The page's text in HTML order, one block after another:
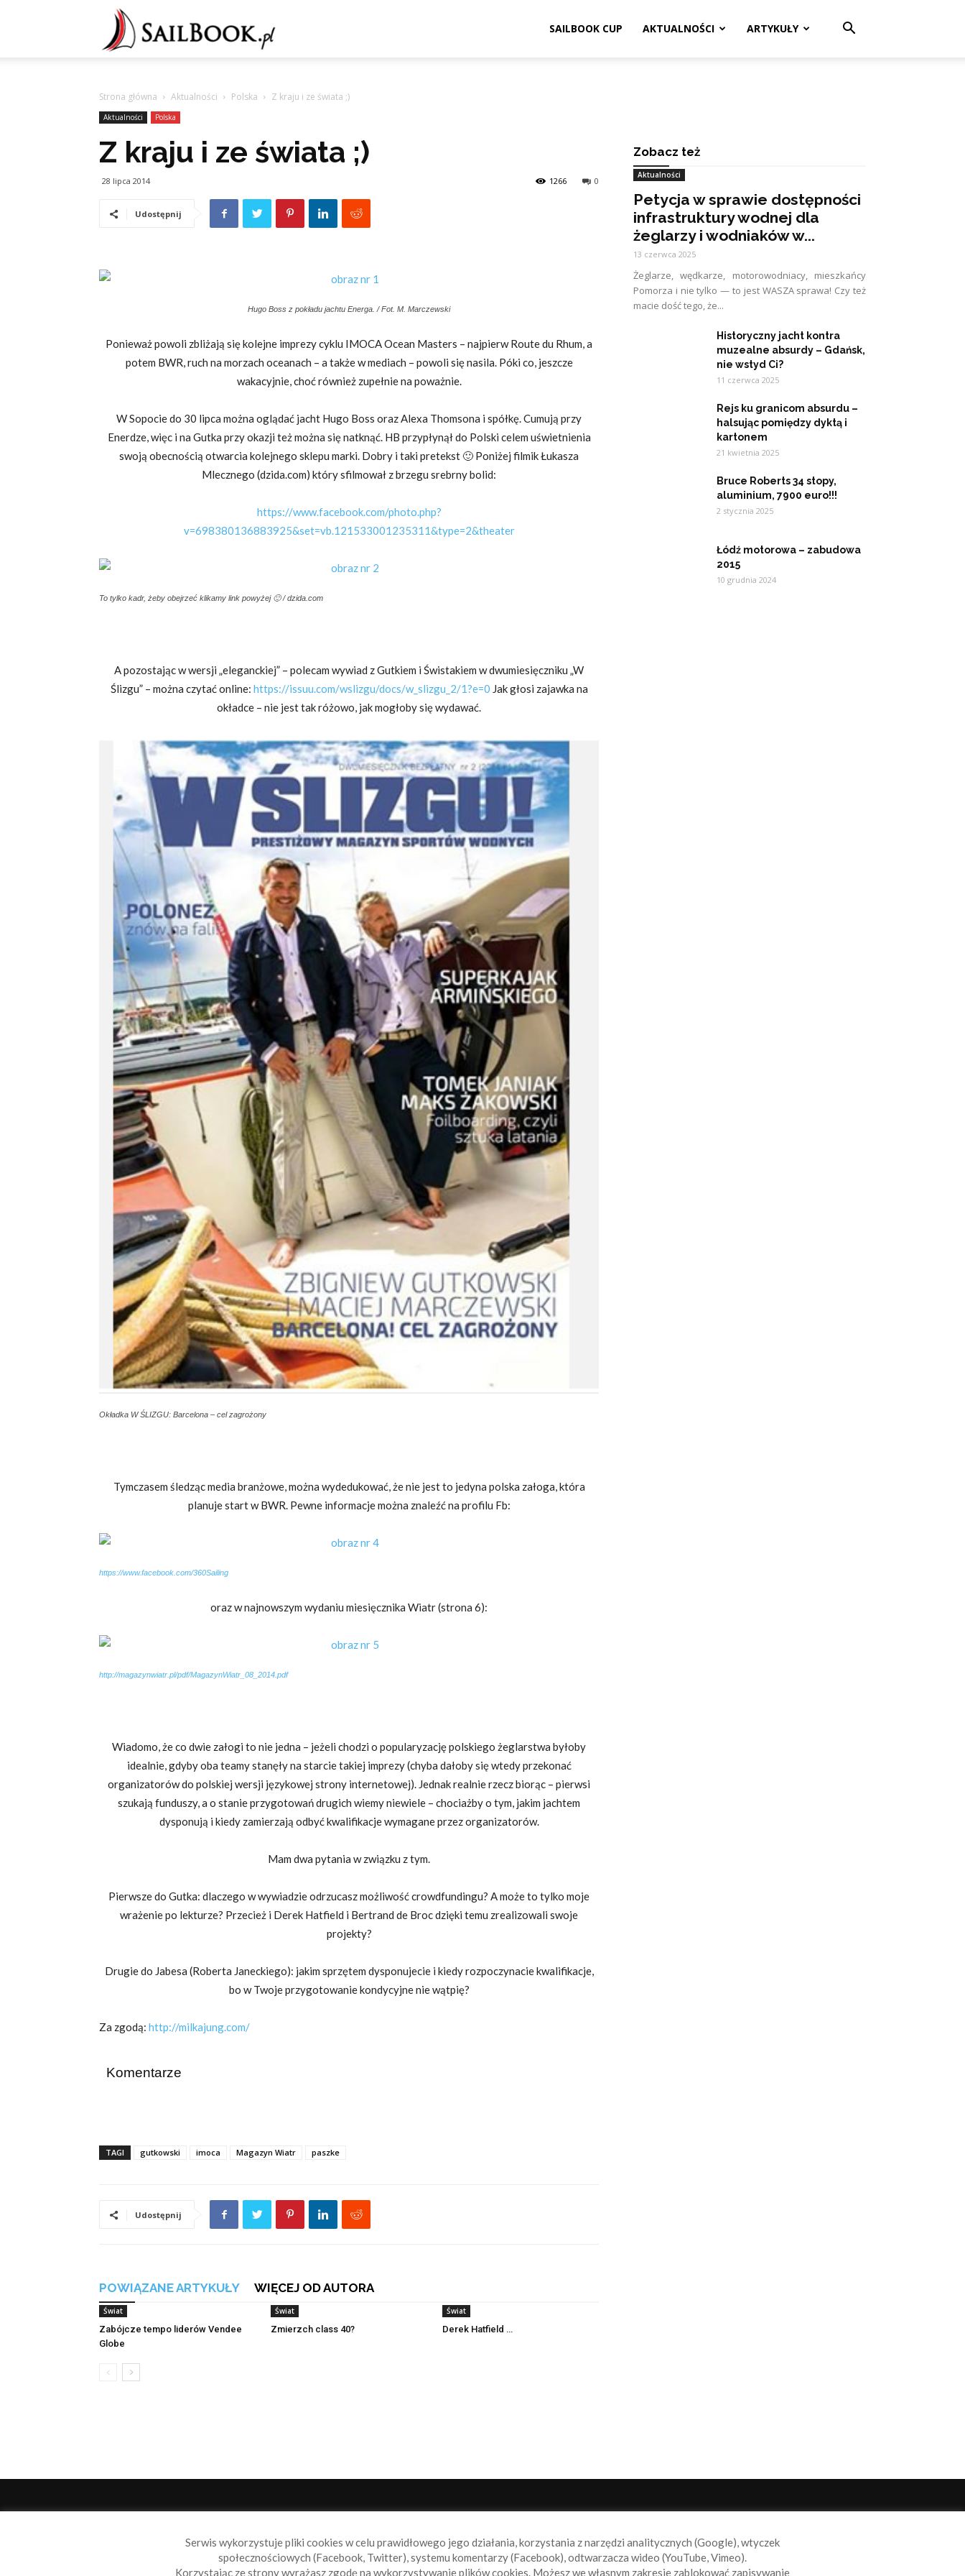
SAILBOOK CUP AKTUALNOŚCI ARTYKUŁY
Strona główna Aktualności Polska Z kraju i ze świata ;)
Aktualności Polska
Z kraju i ze świata ;)
28 lipca 2014 0
1266
Udostępnij
Hugo Boss z pokładu jachtu Energa. / Fot. M. Marczewski
Ponieważ powoli zbliżają się kolejne imprezy cyklu IMOCA Ocean Masters – najpierw Route du Rhum, a
potem BWR, ruch na morzach oceanach – a także w mediach – powoli się nasila. Póki co, jeszcze
wakacyjnie, choć również zupełnie na poważnie.
W Sopocie do 30 lipca można oglądać jacht Hugo Boss oraz Alexa Thomsona i spółkę. Cumują przy
Enerdze, więc i na Gutka przy okazji też można się natknąć. HB przypłynął do Polski celem uświetnienia
swoją obecnością otwarcia kolejnego sklepu marki. Dobry i taki pretekst 🙂 Poniżej filmik Łukasza
Mlecznego (dzida.com) który sfilmował z brzegu srebrny bolid:
https://www.facebook.com/photo.php?
v=698380136883925&set=vb.121533001235311&type=2&theater
To tylko kadr, żeby obejrzeć klikamy link powyżej 🙂 / dzida.com
A pozostając w wersji „eleganckiej” – polecam wywiad z Gutkiem i Świstakiem w dwumiesięczniku „W
Ślizgu” – można czytać online: https://issuu.com/wslizgu/docs/w_slizgu_2/1?e=0 Jak głosi zajawka na
okładce – nie jest tak różowo, jak mogłoby się wydawać.
Okładka W ŚLIZGU: Barcelona – cel zagrożony
Tymczasem śledząc media branżowe, można wydedukować, że nie jest to jedyna polska załoga, która
planuje start w BWR. Pewne informacje można znaleźć na profilu Fb:
https://www.facebook.com/360Sailing
oraz w najnowszym wydaniu miesięcznika Wiatr (strona 6):
http://magazynwiatr.pl/pdf/MagazynWiatr_08_2014.pdf
Wiadomo, że co dwie załogi to nie jedna – jeżeli chodzi o popularyzację polskiego żeglarstwa byłoby
idealnie, gdyby oba teamy stanęły na starcie takiej imprezy (chyba dałoby się wtedy przekonać
organizatorów do polskiej wersji językowej strony internetowej). Jednak realnie rzecz biorąc – pierwsi
szukają funduszy, a o stanie przygotowań drugich wiemy niewiele – chociażby o tym, jakim jachtem
dysponują i kiedy zamierzają odbyć kwalifikacje wymagane przez organizatorów.
Mam dwa pytania w związku z tym.
Pierwsze do Gutka: dlaczego w wywiadzie odrzucasz możliwość crowdfundingu? A może to tylko moje
wrażenie po lekturze? Przecież i Derek Hatfield i Bertrand de Broc dzięki temu zrealizowali swoje
projekty?
Drugie do Jabesa (Roberta Janeckiego): jakim sprzętem dysponujecie i kiedy rozpoczynacie kwalifikacje,
bo w Twoje przygotowanie kondycyjne nie wątpię?
Za zgodą: http://milkajung.com/
Komentarze
TAGI gutkowski imoca Magazyn Wiatr paszke
Udostępnij
POWIĄZANE ARTYKUŁY WIĘCEJ OD AUTORA
Świat
Zabójcze tempo liderów Vendee
Globe
Świat
Zmierzch class 40?
Świat
Derek Hatfield …
Zobacz też
Aktualności
Petycja w sprawie dostępności
infrastruktury wodnej dla
żeglarzy i wodniaków w...
13 czerwca 2025
Żeglarze, wędkarze, motorowodniacy, mieszkańcy
Pomorza i nie tylko — to jest WASZA sprawa! Czy też
macie dość tego, że...
Historyczny jacht kontra
muzealne absurdy – Gdańsk,
nie wstyd Ci?
11 czerwca 2025
Rejs ku granicom absurdu –
halsując pomiędzy dyktą i
kartonem
21 kwietnia 2025
Bruce Roberts 34 stopy,
aluminium, 7900 euro!!!
2 stycznia 2025
Łódź motorowa – zabudowa
2015
10 grudnia 2024
Sailbook.pl to miejsce dla wszystkich, którzy szukają aktualnych
wiadomości ze świata żeglarstwa, świata motorowodniactwa i
Serwis wykorzystuje pliki cookies w celu prawidłowego jego działania, korzystania z narzędzi analitycznych (Google), wtyczek
społecznościowych (Facebook, Twitter), systemu komentarzy (Facebook), odtwarzacza wideo (YouTube, Vimeo).
Korzystając ze strony wyrażasz zgodę na wykorzystywanie plików cookies. Możesz we własnym zakresie zablokować zapisywanie